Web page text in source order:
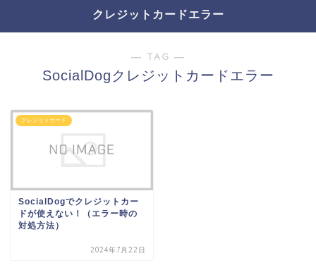
クレジットカードエラー
― TAG ―
SocialDogクレジットカードエラー
クレジットカード
SocialDogでクレジットカー
ドが使えない！（エラー時の
対処方法）
2024年7月22日